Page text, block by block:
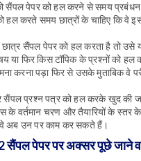
सैंपल पेपर को हल करने से समय
करते समय छात्रों के चाहिए कि वे इस
सैंपल पेपर को हल करता है तो उसे
या फिर किस टॉपिक के प्रश्नों को हल
करना पड़ा फिर से उसके मुताबिक वे
सैंपल प्रश्न पत्र को हल करके खुद की
वर्तमान चरण और तैयारियों के स्तर के
अब उन पर काम कर सकते हैं।
सैंपल पेपर पर अक्सर पूछे जाने